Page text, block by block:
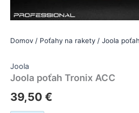
Domov / Poťahy na rakety / Joola
Joola
Joola poťah Tronix ACC
39,50 €